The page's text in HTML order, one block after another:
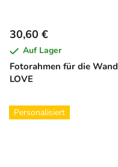
Fotorahmen für die Wand
LOVE
30,60 €
Auf Lager
Personalisiert